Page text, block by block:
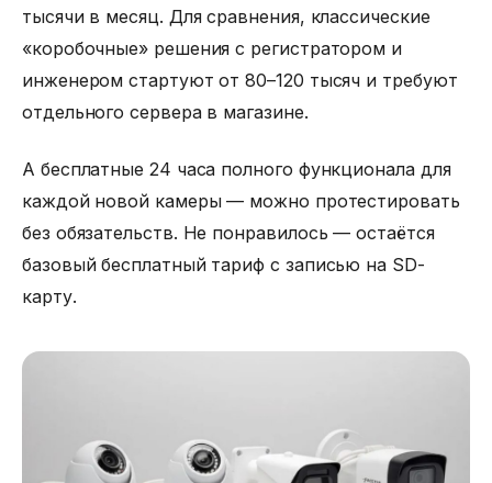
тысячи в месяц. Для сравнения, классические
«коробочные» решения с регистратором и
инженером стартуют от 80–120 тысяч и требуют
отдельного сервера в магазине.
А бесплатные 24 часа полного функционала для
каждой новой камеры — можно протестировать
без обязательств. Не понравилось — остаётся
базовый бесплатный тариф с записью на SD-
карту.